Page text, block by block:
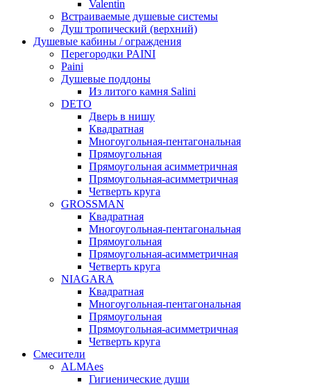
Valentin
Встраиваемые душевые системы
Душ тропический (верхний)
Душевые кабины / ограждения
Перегородки PAINI
Paini
Душевые поддоны
Из литого камня Salini
DETO
Дверь в нишу
Квадратная
Многоугольная-пентагональная
Прямоугольная
Прямоугольная асимметричная
Прямоугольная-асимметричная
Четверть круга
GROSSMAN
Квадратная
Многоугольная-пентагональная
Прямоугольная
Прямоугольная-асимметричная
Четверть круга
NIAGARA
Квадратная
Многоугольная-пентагональная
Прямоугольная
Прямоугольная-асимметричная
Четверть круга
Смесители
ALMAes
Гигиенические души